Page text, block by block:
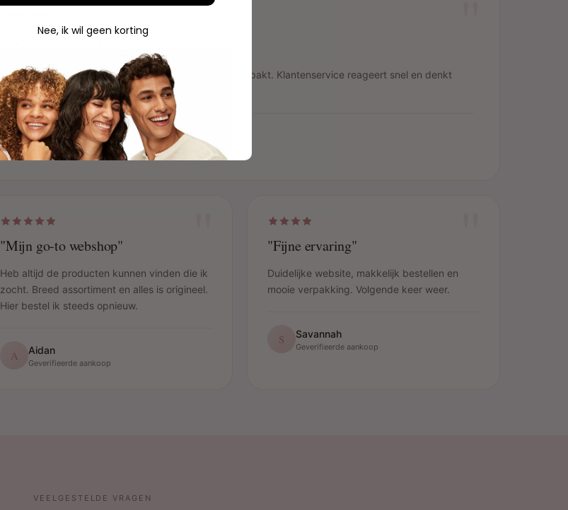
"Snelle levering en top service"
Bestelling was de volgende dag binnen en netjes verpakt. Klantenservice reageert snel en denkt
mee. Echt een aanrader!
S Sophie
Geverifieerde aankoop
"Mijn go-to webshop"
Heb altijd de producten kunnen vinden die ik
zocht. Breed assortiment en alles is origineel.
Hier bestel ik steeds opnieuw.
A Aidan
Geverifieerde aankoop
"Fijne ervaring"
Duidelijke website, makkelijk bestellen en
mooie verpakking. Volgende keer weer.
S Savannah
Geverifieerde aankoop
VEELGESTELDE VRAGEN
Nee, ik wil geen korting